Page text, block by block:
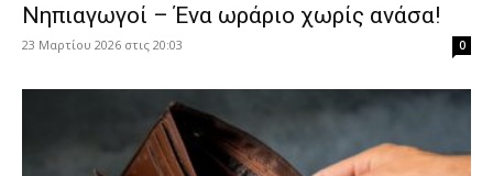
Νηπιαγωγοί – Ένα ωράριο χωρίς ανάσα!
23 Μαρτίου 2026 στις 20:03 0